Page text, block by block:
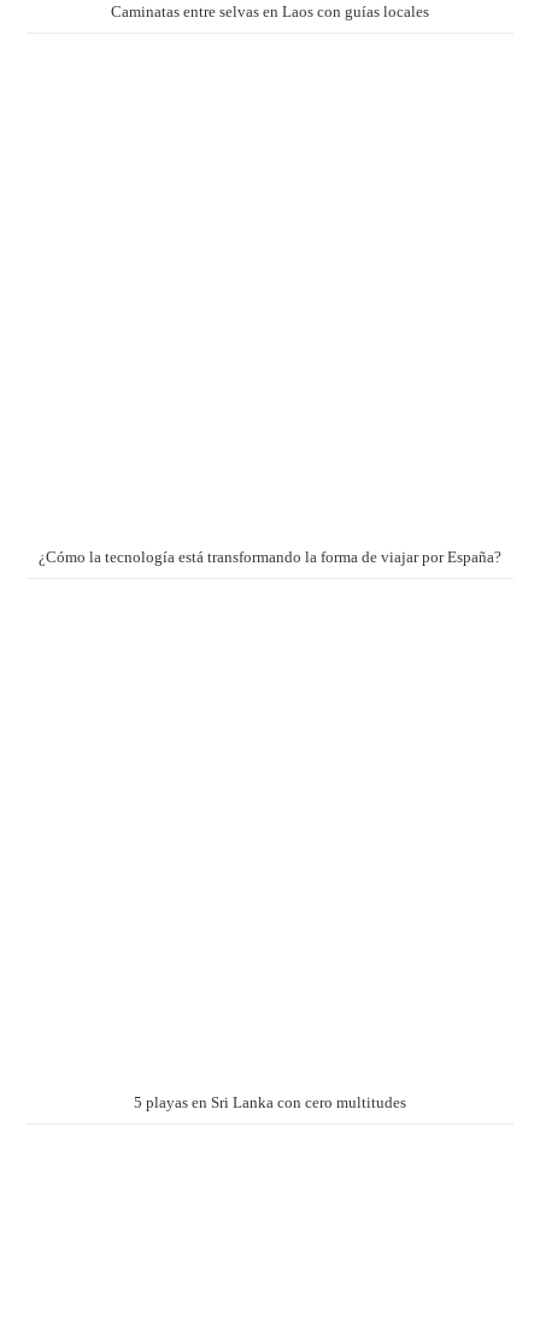
Caminatas entre selvas en Laos con guías locales
¿Cómo la tecnología está transformando la forma de viajar por España?
5 playas en Sri Lanka con cero multitudes